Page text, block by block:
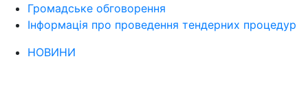
Громадське обговорення
Інформація про проведення тендерних процедур
НОВИНИ